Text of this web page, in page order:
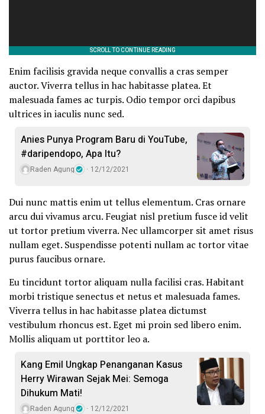
Enim facilisis gravida neque convallis a cras semper
auctor. Viverra tellus in hac habitasse platea. Et
malesuada fames ac turpis. Odio tempor orci dapibus
ultrices in iaculis nunc sed.
Anies Punya Program Baru di YouTube,
#daripendopo, Apa Itu?
Raden Agung 12/12/2021
Dui nunc mattis enim ut tellus elementum. Cras ornare
arcu dui vivamus arcu. Feugiat nisl pretium fusce id velit
ut tortor pretium viverra. Nec ullamcorper sit amet risus
nullam eget. Suspendisse potenti nullam ac tortor vitae
purus faucibus ornare.
Eu tincidunt tortor aliquam nulla facilisi cras. Habitant
morbi tristique senectus et netus et malesuada fames.
Viverra tellus in hac habitasse platea dictumst
vestibulum rhoncus est. Eget mi proin sed libero enim.
Mollis aliquam ut porttitor leo a.
Kang Emil Ungkap Penanganan Kasus
Herry Wirawan Sejak Mei: Semoga
Dihukum Mati!
Raden Agung 12/12/2021